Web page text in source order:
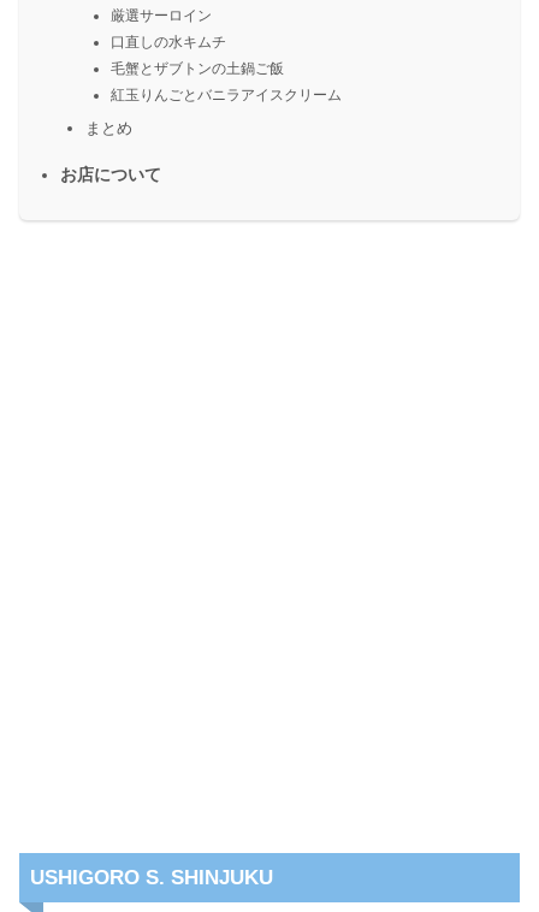
厳選サーロイン
口直しの水キムチ
毛蟹とザブトンの土鍋ご飯
紅玉りんごとバニラアイスクリーム
まとめ
お店について
USHIGORO S. SHINJUKU